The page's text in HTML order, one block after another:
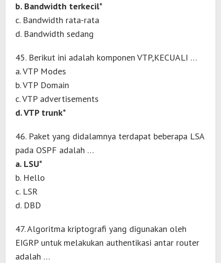
b. Bandwidth terkecil*
c. Bandwidth rata-rata
d. Bandwidth sedang
45. Berikut ini adalah komponen VTP,KECUALI …
a. VTP Modes
b. VTP Domain
c. VTP advertisements
d. VTP trunk*
46. Paket yang didalamnya terdapat beberapa LSA
pada OSPF adalah …
a. LSU*
b. Hello
c. LSR
d. DBD
47. Algoritma kriptografi yang digunakan oleh
EIGRP untuk melakukan authentikasi antar router
adalah …